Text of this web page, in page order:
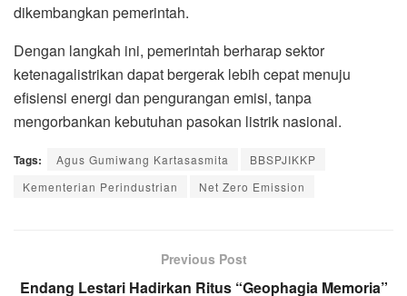
dikembangkan pemerintah.
Dengan langkah ini, pemerintah berharap sektor
ketenagalistrikan dapat bergerak lebih cepat menuju
efisiensi energi dan pengurangan emisi, tanpa
mengorbankan kebutuhan pasokan listrik nasional.
Tags: Agus Gumiwang Kartasasmita
BBSPJIKKP
Kementerian Perindustrian
Net Zero Emission
Previous Post
Endang Lestari Hadirkan Ritus “Geophagia Memoria”